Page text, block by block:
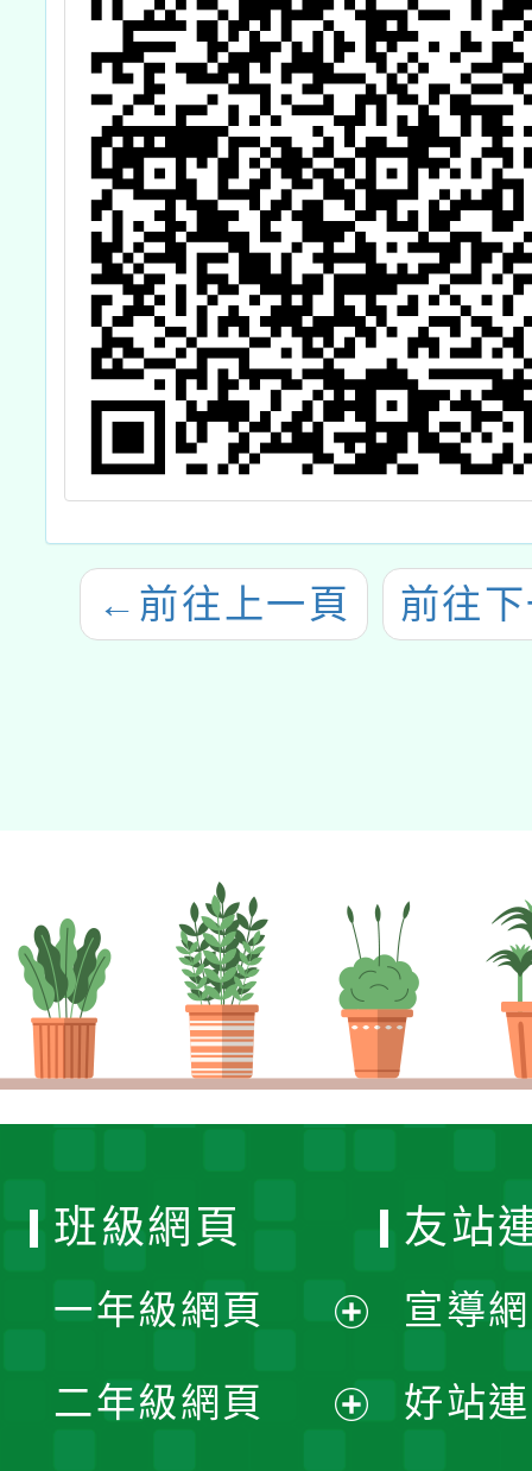
← 前往上一頁 前往
班級網頁
一年級網頁
開
二年級網頁
友站
宣導
好站